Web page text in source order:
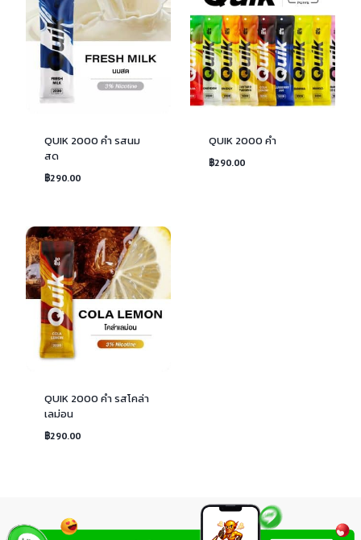
QUIK 2000 คำ รสนม
สด
฿290.00
QUIK 2000 คำ
฿290.00
QUIK 2000 คำ รสโคล่า
เลม่อน
฿290.00